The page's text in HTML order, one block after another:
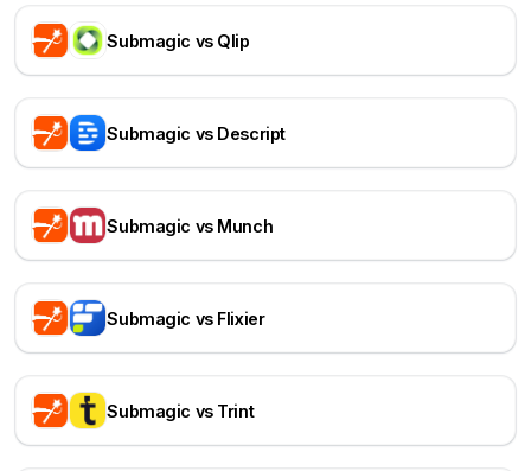
Submagic vs Qlip
Submagic vs Descript
Submagic vs Munch
Submagic vs Flixier
Submagic vs Trint